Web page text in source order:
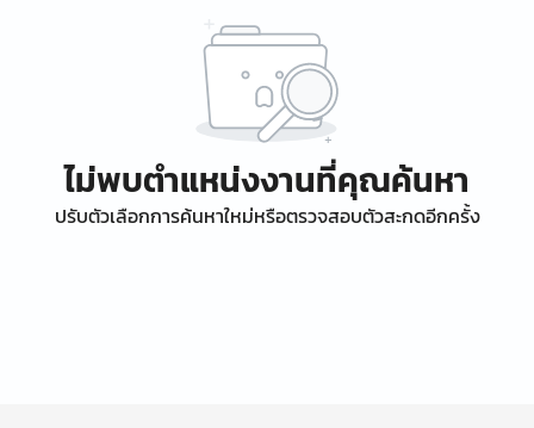
ไม่พบตำแหน่งงานที่คุณค้นหา
ปรับตัวเลือกการค้นหาใหม่หรือตรวจสอบตัวสะกดอีกครั้ง